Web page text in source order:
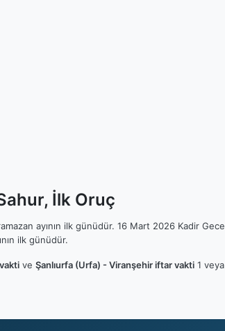
İlk Oruç
ayının ilk günüdür. 16 Mart 2026 Kadir
ilk günüdür.
ve Şanlıurfa (Urfa) - Viranşehir iftar vakti 1